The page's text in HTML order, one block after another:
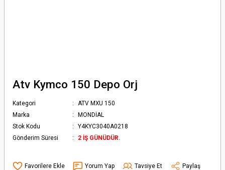
Atv Kymco 150 Depo Orj
Kategori
ATV MXU 150
Marka
MONDİAL
Stok Kodu
Y4KYC3040A0218
Gönderim Süresi
2 İŞ GÜNÜDÜR.
Yorum Yap Tavsiye Et
Paylaş